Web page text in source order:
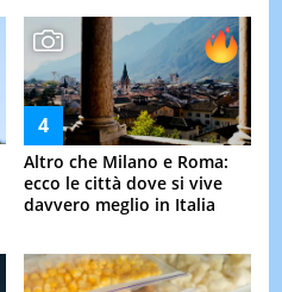
Altro che Milano e Roma:
ecco le città dove si vive
davvero meglio in Italia